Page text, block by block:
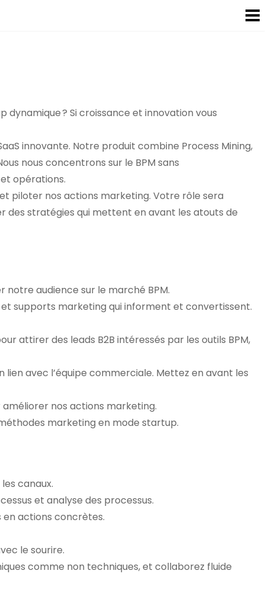
? Si croissance et innovation vous
innovante. Notre produit combine Process Mining,
nous concentrons sur le BPM sans
opérations.
piloter nos actions marketing. Votre rôle sera
des stratégies qui mettent en avant les atouts de
audience sur le marché BPM.
supports marketing qui informent et convertissent.
attirer des leads B2B intéressés par les outils BPM,
avec l’équipe commerciale. Mettez en avant les
nos actions marketing.
marketing en mode startup.
canaux.
et analyse des processus.
actions concrètes.
le sourire.
comme non techniques, et collaborez fluide